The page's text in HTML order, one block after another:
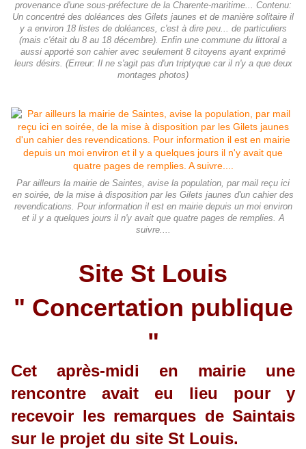
provenance d'une sous-préfecture de la Charente-maritime... Contenu:
Un concentré des doléances des Gilets jaunes et de manière solitaire il
y a environ 18 listes de doléances, c'est à dire peu... de particuliers
(mais c'était du 8 au 18 décembre). Enfin une commune du littoral a
aussi apporté son cahier avec seulement 8 citoyens ayant exprimé
leurs désirs. (Erreur: Il ne s'agit pas d'un triptyque car il n'y a que deux
montages photos)
Par ailleurs la mairie de Saintes, avise la population, par mail reçu ici
en soirée, de la mise à disposition par les Gilets jaunes d'un cahier des
revendications. Pour information il est en mairie depuis un moi environ
et il y a quelques jours il n'y avait que quatre pages de remplies. A
suivre....
Site St Louis
" Concertation publique
"
Cet après-midi en mairie une
rencontre avait eu lieu pour y
recevoir les remarques de Saintais
sur le projet du site St Louis.